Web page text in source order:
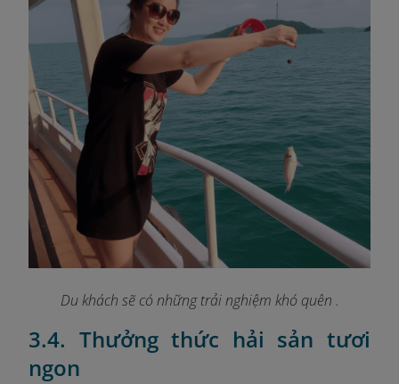
Du khách sẽ có những trải nghiệm khó quên .
3.4. Thưởng thức hải sản tươi
ngon